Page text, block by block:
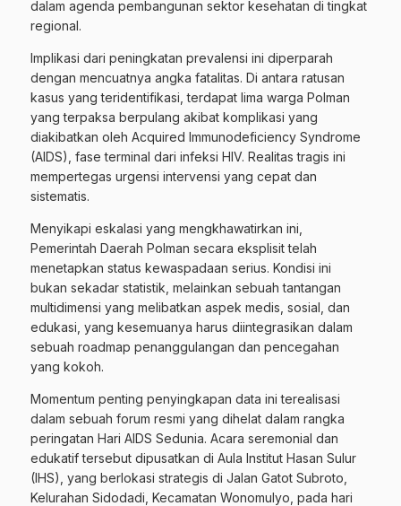
dalam agenda pembangunan sektor kesehatan di tingkat
regional.
Implikasi dari peningkatan prevalensi ini diperparah
dengan mencuatnya angka fatalitas. Di antara ratusan
kasus yang teridentifikasi, terdapat lima warga Polman
yang terpaksa berpulang akibat komplikasi yang
diakibatkan oleh Acquired Immunodeficiency Syndrome
(AIDS), fase terminal dari infeksi HIV. Realitas tragis ini
mempertegas urgensi intervensi yang cepat dan
sistematis.
Menyikapi eskalasi yang mengkhawatirkan ini,
Pemerintah Daerah Polman secara eksplisit telah
menetapkan status kewaspadaan serius. Kondisi ini
bukan sekadar statistik, melainkan sebuah tantangan
multidimensi yang melibatkan aspek medis, sosial, dan
edukasi, yang kesemuanya harus diintegrasikan dalam
sebuah roadmap penanggulangan dan pencegahan
yang kokoh.
Momentum penting penyingkapan data ini terealisasi
dalam sebuah forum resmi yang dihelat dalam rangka
peringatan Hari AIDS Sedunia. Acara seremonial dan
edukatif tersebut dipusatkan di Aula Institut Hasan Sulur
(IHS), yang berlokasi strategis di Jalan Gatot Subroto,
Kelurahan Sidodadi, Kecamatan Wonomulyo, pada hari